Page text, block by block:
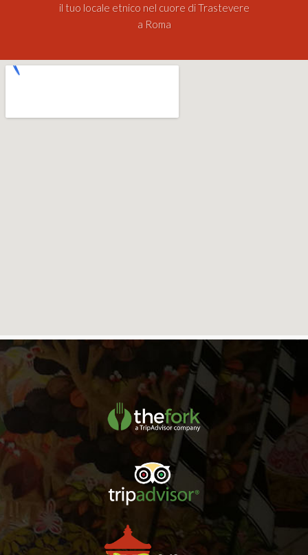
il tuo locale etnico nel cuore di Trastevere
a Roma